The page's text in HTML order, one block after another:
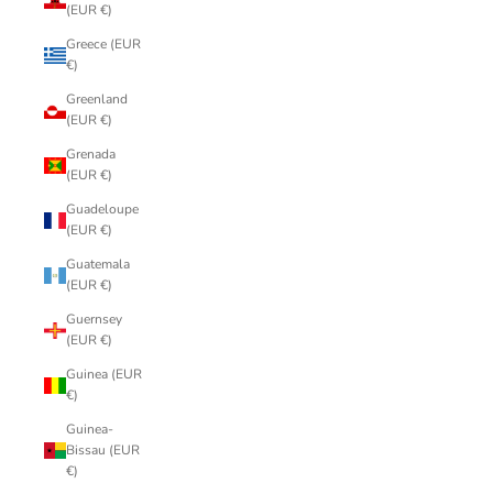
(EUR €)
Greece (EUR
€)
Greenland
(EUR €)
Grenada
(EUR €)
Guadeloupe
(EUR €)
Guatemala
(EUR €)
Guernsey
(EUR €)
Guinea (EUR
€)
Guinea-
Bissau (EUR
€)